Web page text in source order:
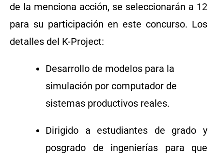
de la menciona acción, se seleccionarán a 12
para su participación en este concurso. Los
detalles del K-Project:
Desarrollo de modelos para la
simulación por computador de
sistemas productivos reales.
Dirigido a estudiantes de grado y
posgrado de ingenierías para que